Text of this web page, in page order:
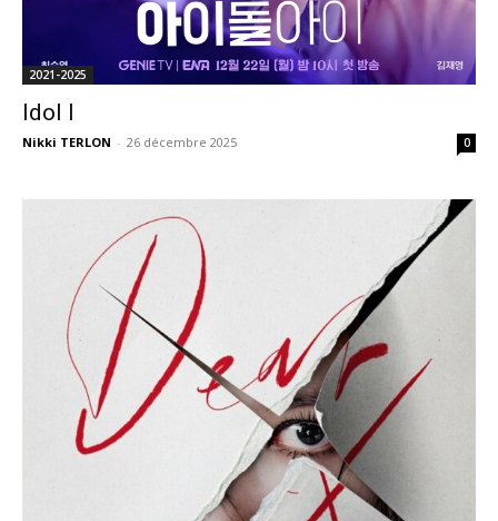
2021-2025
Idol I
Nikki TERLON - 26 décembre 2025 0